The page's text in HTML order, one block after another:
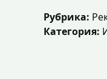
Рубрика:
Категория: